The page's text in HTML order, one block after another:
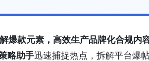
爆款元素 ，高效生产品牌化合规内
略助手迅速捕捉热点，拆解平台爆